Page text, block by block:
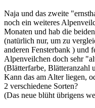
Naja und das zweite
noch ein weiteres
Monaten und hab die
(natürlich nur, um zu
anderen Fensterbank ) und
Alpenveilchen doch sehr
(Blätterfarbe, Blätteranzahl
Kann das am Alter liegen,
2 verschiedene Sorten?
(Das neue blüht übrigens